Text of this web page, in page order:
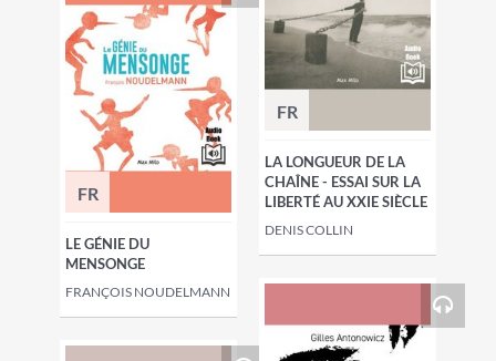
FR
LE GÉNIE DU
MENSONGE
FRANÇOIS NOUDELMANN
FR
LA LONGUEUR DE LA
CHAÎNE - ESSAI SUR LA
LIBERTÉ AU XXIE SIÈCLE
DENIS COLLIN